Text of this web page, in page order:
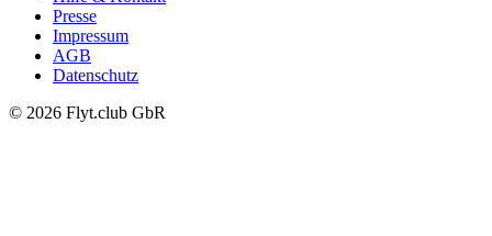
Presse
Impressum
AGB
Datenschutz
© 2026 Flyt.club GbR